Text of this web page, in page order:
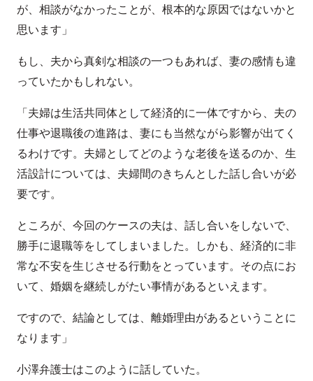
が、相談がなかったことが、根本的な原因ではないかと
思います」
もし、夫から真剣な相談の一つもあれば、妻の感情も違
っていたかもしれない。
「夫婦は生活共同体として経済的に一体ですから、夫の
仕事や退職後の進路は、妻にも当然ながら影響が出てく
るわけです。夫婦としてどのような老後を送るのか、生
活設計については、夫婦間のきちんとした話し合いが必
要です。
ところが、今回のケースの夫は、話し合いをしないで、
勝手に退職等をしてしまいました。しかも、経済的に非
常な不安を生じさせる行動をとっています。その点にお
いて、婚姻を継続しがたい事情があるといえます。
ですので、結論としては、離婚理由があるということに
なります」
小澤弁護士はこのように話していた。